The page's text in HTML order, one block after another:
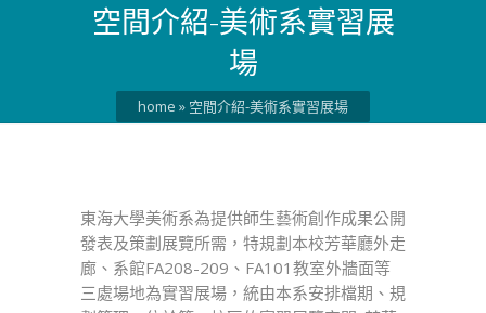
空間介紹-美術系實習展
場
home » 空間介紹-美術系實習展場
東海大學美術系為提供師生藝術創作成果公開
發表及策劃展覽所需，特規劃本校芳華廳外走
廊、系館FA208-209、FA101教室外牆面等
三處場地為實習展場，統由本系安排檔期、規